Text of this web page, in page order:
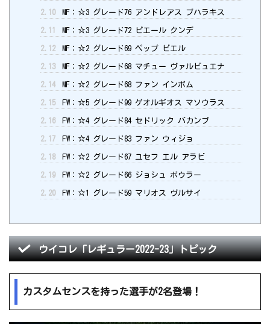
2.10 MF：☆3 グレード76 アンドレアス ブハラキス
2.11 MF：☆3 グレード72 ピエール クンデ
2.12 MF：☆2 グレード69 ペップ ビエル
2.13 MF：☆2 グレード68 マチュー ヴァルビュエナ
2.14 MF：☆2 グレード68 ファン インボム
2.15 FW：☆5 グレード99 ゲオルギオス マソウラス
2.16 FW：☆4 グレード84 セドリック バカンブ
2.17 FW：☆4 グレード83 ファン ウィジョ
2.18 FW：☆2 グレード67 ユセフ エル アラビ
2.19 FW：☆2 グレード66 ジョシュ ボウラー
2.20 FW：☆1 グレード59 マリオス ヴルサイ
ウイコレ「レギュラー2022-23」トピック
カスタムセンスを持った選手が2名登場！